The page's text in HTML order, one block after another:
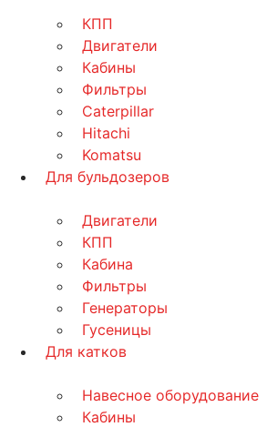
КПП
Двигатели
Кабины
Фильтры
Caterpillar
Hitachi
Komatsu
Для бульдозеров
Двигатели
КПП
Кабина
Фильтры
Генераторы
Гусеницы
Для катков
Навесное оборудование
Кабины